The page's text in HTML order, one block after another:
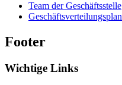
Team der Geschäftsstelle
Geschäftsverteilungsplan
Footer
Wichtige Links